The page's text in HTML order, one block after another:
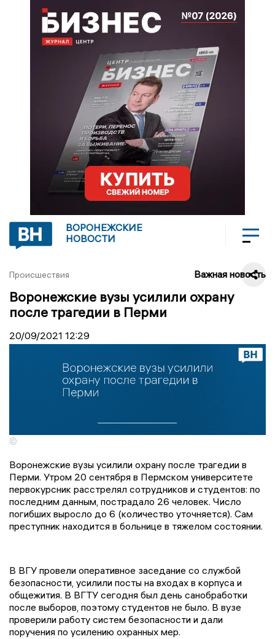
ВОРОНЕЖСКИЕ
НОВОСТИ
Происшествия Важная новость
Воронежские вузы усилили охрану
после трагедии в Перми
20/09/2021 12:29
©
Воронежские вузы усилили охрану после трагедии в
Перми. Утром 20 сентября в Пермском университете
первокурсник расстрелял сотрудников и студентов: по
последним данным, пострадало 26 человек. Число
погибших выросло до 6 (количество уточняется). Сам
преступник находится в больнице в тяжелом состоянии.
В ВГУ провели оперативное заседание со службой
безопасности, усилили посты на входах в корпуса и
общежития. В ВГТУ сегодня был день санобработки
после выборов, поэтому студентов не было. В вузе
проверили работу систем безопасности и дали
поручения по усилению охранных мер.